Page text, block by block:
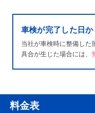
車検が完了した日か
当社が車検時に整備した
具合が生じた場合には、
料金表